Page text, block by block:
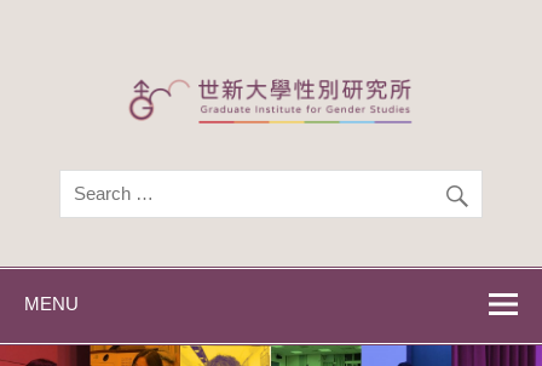
世新大學性別研
世新大學性別研究所
MENU